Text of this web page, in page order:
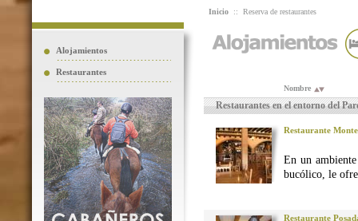
Alojamientos
Restaurantes
Inicio :: Reserva de restaurantes
Nombre
Restaurantes en el entorno del
Restaurante
En un
bucólico, le
Restaurante